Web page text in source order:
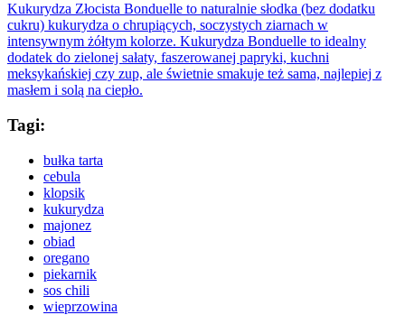
Kukurydza Złocista Bonduelle to naturalnie słodka (bez dodatku
cukru) kukurydza o chrupiących, soczystych ziarnach w
intensywnym żółtym kolorze. Kukurydza Bonduelle to idealny
dodatek do zielonej sałaty, faszerowanej papryki, kuchni
meksykańskiej czy zup, ale świetnie smakuje też sama, najlepiej z
masłem i solą na ciepło.
Tagi:
bułka tarta
cebula
klopsik
kukurydza
majonez
obiad
oregano
piekarnik
sos chili
wieprzowina